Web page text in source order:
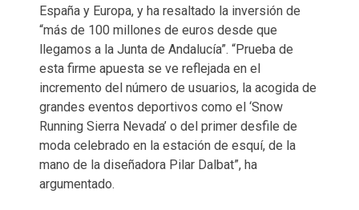
España y Europa, y ha resaltado la inversión de
“más de 100 millones de euros desde que
llegamos a la Junta de Andalucía”. “Prueba de
esta firme apuesta se ve reflejada en el
incremento del número de usuarios, la acogida de
grandes eventos deportivos como el ‘Snow
Running Sierra Nevada’ o del primer desfile de
moda celebrado en la estación de esquí, de la
mano de la diseñadora Pilar Dalbat”, ha
argumentado.